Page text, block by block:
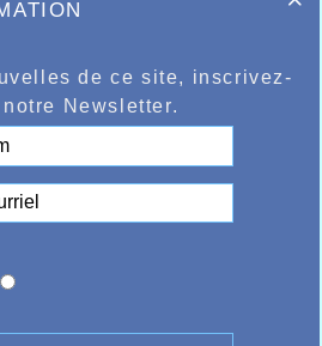
de ce site, inscrivez-
Newsletter.